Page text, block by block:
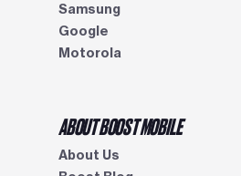
Samsung
Google
Motorola
ABOUT BOOST MOBILE
About Us